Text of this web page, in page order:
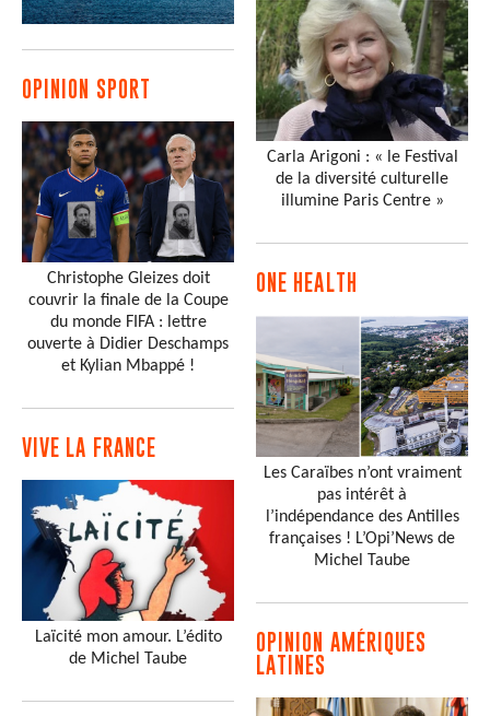
OPINION SPORT
Christophe Gleizes doit
couvrir la finale de la Coupe
du monde FIFA : lettre
ouverte à Didier Deschamps
et Kylian Mbappé !
VIVE LA FRANCE
Laïcité mon amour. L’édito
de Michel Taube
Carla Arigoni : « le Festival
de la diversité culturelle
illumine Paris Centre »
ONE HEALTH
Les Caraïbes n’ont vraiment
pas intérêt à
l’indépendance des Antilles
françaises ! L’Opi’News de
Michel Taube
OPINION AMÉRIQUES
LATINES